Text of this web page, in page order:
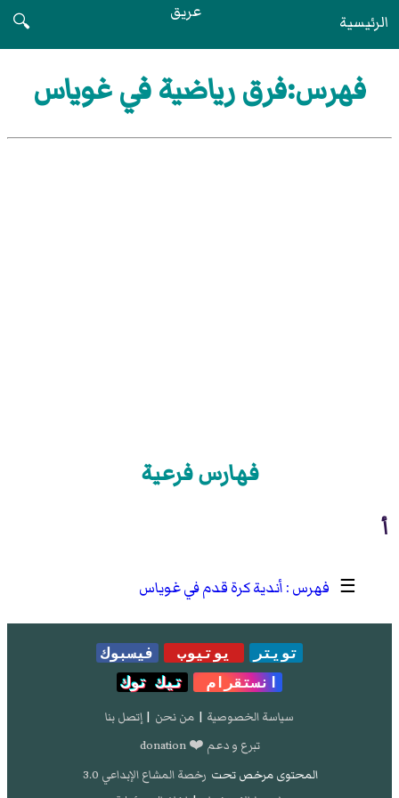
الرئيسية عريق
🔍
فهرس:فرق رياضية في غوياس
فهارس فرعية
أ
☰ أندية كرة قدم في غوياس
تويتر يوتيوب
فيسبوك
انستقرام
تيك توك
سياسة الخصوصية | من نحن | إتصل بنا
تبرع و دعم ❤️ donation
المحتوى مرخص تحت رخصة المشاع الإبداعي 3.0